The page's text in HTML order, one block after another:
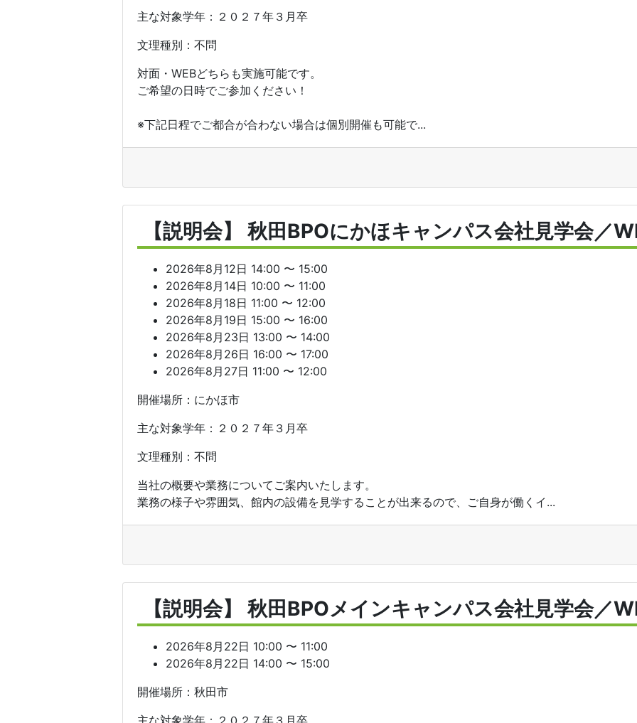
主な対象学年：２０２７年３月卒
文理種別：不問
対面・WEBどちらも実施可能です。
ご希望の日時でご参加ください！
※下記日程でご都合が合わない場合は個別開催も可能で...
【説明会】 秋田BPOにかほキャンパス会社見学会／
2026年8月12日 14:00 〜 15:00
2026年8月14日 10:00 〜 11:00
2026年8月18日 11:00 〜 12:00
2026年8月19日 15:00 〜 16:00
2026年8月23日 13:00 〜 14:00
2026年8月26日 16:00 〜 17:00
2026年8月27日 11:00 〜 12:00
開催場所：にかほ市
主な対象学年：２０２７年３月卒
文理種別：不問
当社の概要や業務についてご案内いたします。
業務の様子や雰囲気、館内の設備を見学することが出来るので、ご自身が働くイ...
【説明会】 秋田BPOメインキャンパス会社見学会／
2026年8月22日 10:00 〜 11:00
2026年8月22日 14:00 〜 15:00
開催場所：秋田市
主な対象学年：２０２７年３月卒